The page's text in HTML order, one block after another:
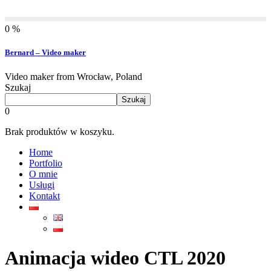
0 %
Bernard – Video maker
Video maker from Wrocław, Poland
Szukaj
Szukaj
0
Brak produktów w koszyku.
Home
Portfolio
O mnie
Usługi
Kontakt
Animacja wideo CTL 2020